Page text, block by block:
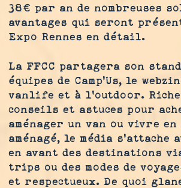
38€ par an de nombreuses
avantages qui seront
Expo Rennes en détail.
La FFCC partagera son
équipes de Camp’Us, le
vanlife et à l’outdoor.
conseils et astuces pour
aménager un van ou vivre
aménagé, le média s’attache
en avant des destinations
trips ou des modes de
et respectueux. De quoi